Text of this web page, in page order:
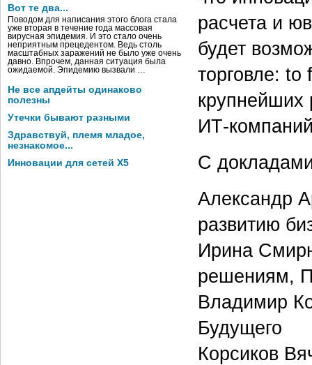
Вот те два...
Поводом для написания этого блога стала
уже вторая в течение года массовая
вирусная эпидемия. И это стало очень
неприятным прецедентом. Ведь столь
масштабных заражений не было уже очень
давно. Впрочем, данная ситуация была
ожидаемой. Эпидемию вызвали …
Не все апдейты одинаково
полезны
Утечки бывают разными
Здравствуй, племя младое,
незнакомое...
Инновации для сетей X5
расчета и
будет
торговле: to
крупнейших
ИТ-
С
Александр
развитию
Ирина
решениям,
Владимир
Будущего
Корсиков